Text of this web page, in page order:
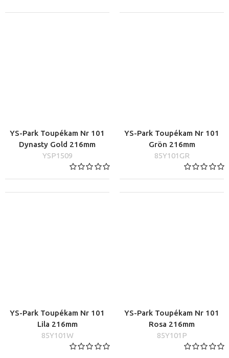
YS-Park Toupékam Nr 101
Dynasty Gold 216mm
YSP1509
YS-Park Toupékam Nr 101
Grön 216mm
85Y101GR
YS-Park Toupékam Nr 101
Lila 216mm
85Y101W
YS-Park Toupékam Nr 101
Rosa 216mm
85Y101P